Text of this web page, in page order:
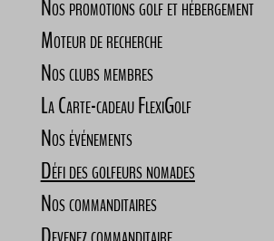
Nos promotions golf et hébergement
Moteur de recherche
Nos clubs membres
La Carte-cadeau FlexiGolf
Nos événements
Défi des golfeurs nomades
Nos commanditaires